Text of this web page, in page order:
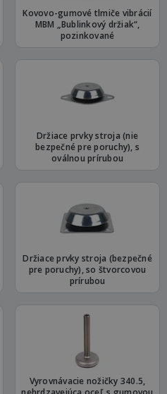
Kovovo-gumové tlmiče vibrácií
MBM „Bublinkový držiak“,
pozinkované
Držiace prvky stroja (nie
bezpečné pre poruchy), s
oválnou prírubou
Držiace prvky stroja (bezpečné
pre poruchy), so štvorcovou
prírubou
Vyrovnávacie nožičky 340.5,